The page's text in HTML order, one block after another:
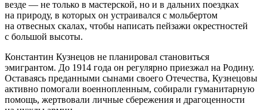
везде — не только в мастерской, но и в дальних поездках
на природу, в которых он устраивался с мольбертом
на отвесных скалах, чтобы написать пейзажи окрестностей
с большой высоты.
Константин Кузнецов не планировал становиться
эмигрантом. До 1914 года он регулярно приезжал на Родину.
Оставаясь преданными сынами своего Отечества, Кузнецовы
активно помогали военнопленным, собирали гуманитарную
помощь, жертвовали личные сбережения и драгоценности